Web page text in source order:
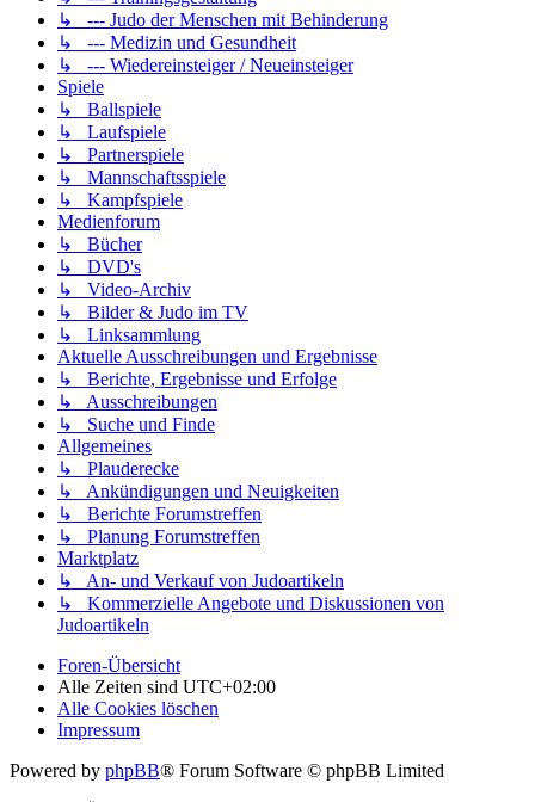
↳ --- Judo der Menschen mit Behinderung
↳ --- Medizin und Gesundheit
↳ --- Wiedereinsteiger / Neueinsteiger
Spiele
↳ Ballspiele
↳ Laufspiele
↳ Partnerspiele
↳ Mannschaftsspiele
↳ Kampfspiele
Medienforum
↳ Bücher
↳ DVD's
↳ Video-Archiv
↳ Bilder & Judo im TV
↳ Linksammlung
Aktuelle Ausschreibungen und Ergebnisse
↳ Berichte, Ergebnisse und Erfolge
↳ Ausschreibungen
↳ Suche und Finde
Allgemeines
↳ Plauderecke
↳ Ankündigungen und Neuigkeiten
↳ Berichte Forumstreffen
↳ Planung Forumstreffen
Marktplatz
↳ An- und Verkauf von Judoartikeln
↳ Kommerzielle Angebote und Diskussionen von
Judoartikeln
Foren-Übersicht
Alle Zeiten sind UTC+02:00
Alle Cookies löschen
Impressum
Powered by phpBB® Forum Software © phpBB Limited